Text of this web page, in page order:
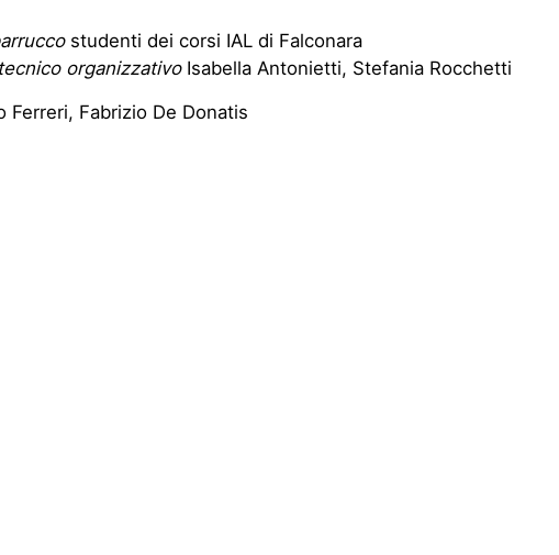
studenti dei corsi IAL di Falconara
organizzativoIsabella Antonietti, Stefania Rocchetti
Ferreri, Fabrizio De Donatis